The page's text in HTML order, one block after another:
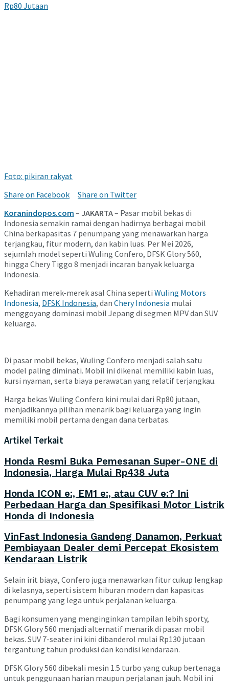
Foto: pikiran rakyat
Share on Facebook
Share on Twitter
Koranindopos.com – JAKARTA– Pasar mobil bekas di
Indonesia semakin ramai dengan hadirnya berbagai mobil
China berkapasitas 7 penumpang yang menawarkan harga
terjangkau, fitur modern, dan kabin luas. Per Mei 2026,
sejumlah model seperti Wuling Confero, DFSK Glory 560,
hingga Chery Tiggo 8 menjadi incaran banyak keluarga
Indonesia.
Kehadiran merek-merek asal China seperti Wuling Motors
Indonesia, DFSK Indonesia, dan Chery Indonesia mulai
menggoyang dominasi mobil Jepang di segmen MPV dan SUV
keluarga.
Di pasar mobil bekas, Wuling Confero menjadi salah satu
model paling diminati. Mobil ini dikenal memiliki kabin luas,
kursi nyaman, serta biaya perawatan yang relatif terjangkau.
Harga bekas Wuling Confero kini mulai dari Rp80 jutaan,
menjadikannya pilihan menarik bagi keluarga yang ingin
memiliki mobil pertama dengan dana terbatas.
Artikel Terkait
Honda Resmi Buka Pemesanan Super-ONE di
Indonesia, Harga Mulai Rp438 Juta
Honda ICON e:, EM1 e:, atau CUV e:? Ini
Perbedaan Harga dan Spesifikasi Motor Listrik
Honda di Indonesia
VinFast Indonesia Gandeng Danamon, Perkuat
Pembiayaan Dealer demi Percepat Ekosistem
Kendaraan Listrik
Selain irit biaya, Confero juga menawarkan fitur cukup lengkap
di kelasnya, seperti sistem hiburan modern dan kapasitas
penumpang yang lega untuk perjalanan keluarga.
Bagi konsumen yang menginginkan tampilan lebih sporty,
DFSK Glory 560 menjadi alternatif menarik di pasar mobil
bekas. SUV 7-seater ini kini dibanderol mulai Rp130 jutaan
tergantung tahun produksi dan kondisi kendaraan.
DFSK Glory 560 dibekali mesin 1.5 turbo yang cukup bertenaga
untuk penggunaan harian maupun perjalanan jauh. Mobil ini